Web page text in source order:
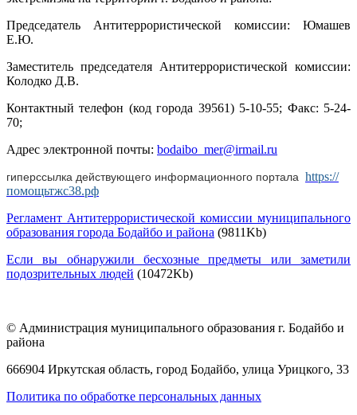
Председатель Антитеррористической комиссии: Юмашев
Е.Ю.
Заместитель председателя Антитеррористической комиссии:
Колодко Д.В.
Контактный телефон (код города 39561) 5-10-55; Факс: 5-24-
70;
Адрес электронной почты: bodaibo_mer@irmail.ru
гиперссылка действующего информационного портала https://
помощьтжс38.рф
Регламент Антитеррористической комиссии муниципального
образования города Бодайбо и района (9811Kb)
Если вы обнаружили бесхозные предметы или заметили
подозрительных людей (10472Kb)
© Администрация муниципального образования г. Бодайбо и
района
666904 Иркутская область, город Бодайбо, улица Урицкого, 33
Политика по обработке персональных данных